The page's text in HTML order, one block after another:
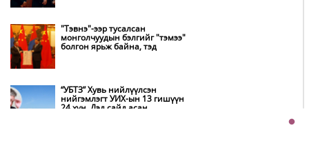
Нөөцийн махны худалдаа,
"Тэвнэ"-ээр тусалсан
монголчуудын бэлгийг "тэмээ"
болгон ярьж байна, тэд
“УБТЗ” Хувь нийлүүлсэн
нийгэмлэгт УИХ-ын 13 гишүүн
24 хүн, Дэд сайд асан